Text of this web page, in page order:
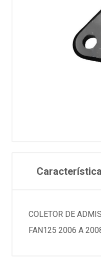
COLETOR DE
FAN125 2006 A